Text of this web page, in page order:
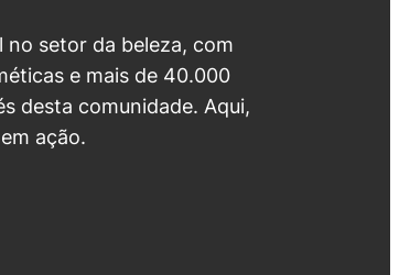
no setor da beleza, com
e mais de 40.000
desta comunidade. Aqui,
ação.